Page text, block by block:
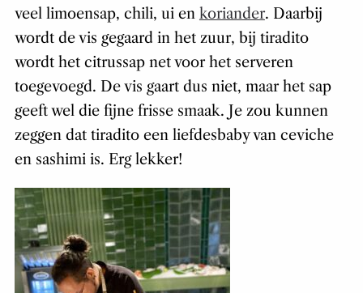
veel limoensap, chili, ui en koriander. Daarbij
wordt de vis gegaard in het zuur, bij tiradito
wordt het citrussap net voor het serveren
toegevoegd. De vis gaart dus niet, maar het sap
geeft wel die fijne frisse smaak. Je zou kunnen
zeggen dat tiradito een liefdesbaby van ceviche
en sashimi is. Erg lekker!